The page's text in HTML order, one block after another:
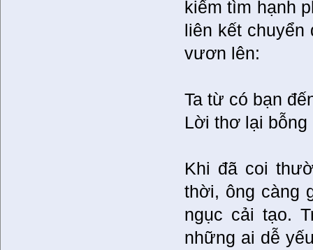
kiếm tìm hạnh
liên kết
vươn lên:
Ta từ có bạn
Lời thơ lại
Khi đã coi
thời, ông càng
ngục cải tạo.
những ai dễ